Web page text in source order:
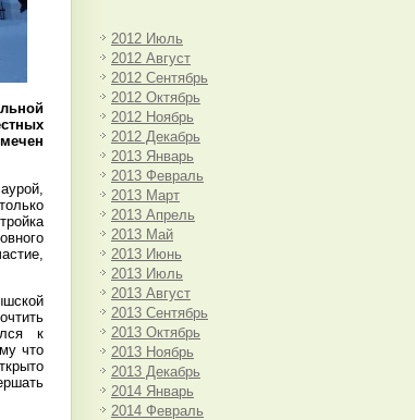
к
что
2012 Июль
2012 Август
2012 Сентябрь
2012 Октябрь
2012 Ноябрь
2012 Декабрь
2013 Январь
2013 Февраль
2013 Март
2013 Апрель
2013 Май
2013 Июнь
2013 Июль
2013 Август
2013 Сентябрь
2013 Октябрь
2013 Ноябрь
2013 Декабрь
2014 Январь
2014 Февраль